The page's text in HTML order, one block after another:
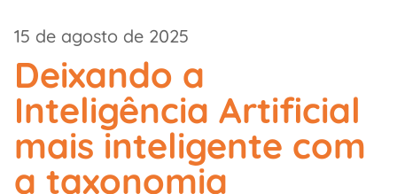
15 de agosto de 2025
Deixando a
Inteligência Artificial
mais inteligente com
a taxonomia